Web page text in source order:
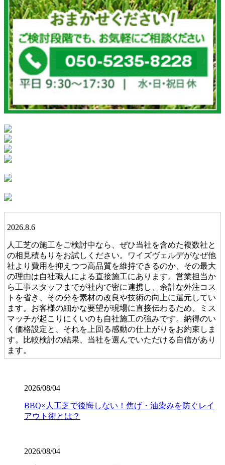
2026.8.6
人工芝の施工をご検討中なら、ぜひ当社を含めた複数社と
の相見積もりをお試しください。ワイズヴェルデがなぜ他
社より費用を抑えつつ高品質を維持できるのか、その最大
の理由は自社職人による直接施工にあります。営業担当か
ら工事スタッフまでが社内で密に連携し、余計な外注コス
トを省き、その分を素材の改良や技術の向上に還元してい
ます。お客様の細かな要望が現場に直接伝わるため、ミス
マッチが起こりにくいのも自社施工の強みです。納得のい
く価格設定と、それを上回る感動の仕上がりをお約束しま
す。比較検討の結果、当社を選んでいただける自信があり
ます。
当社の人工芝は、厳しい世界基準である海外のFIFA認定を
す。この認定は、スポーツにおける激しい衝撃や摩擦への
耐久性が保証されている証です。お子様が全力で走り回っ
が安全に、そしてアクティブに過ごせる空間を、確かな品
2026/08/04
BBQ×人工芝で後悔しない！焦げ・油染みを防ぐレイ
アウト術とは？
2026/08/04